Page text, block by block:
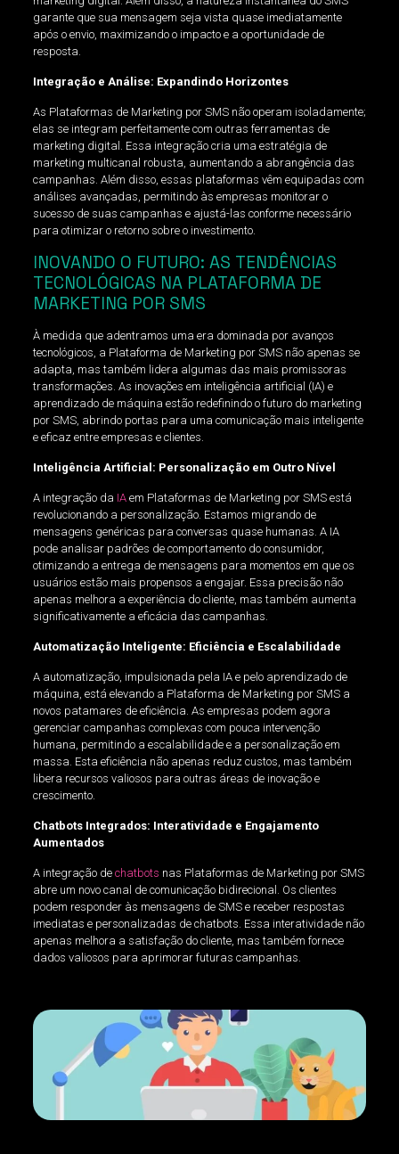
garante que sua mensagem seja vista quase imediatamente
após o envio, maximizando o impacto e a oportunidade de
resposta.
Integração e Análise: Expandindo Horizontes
As Plataformas de Marketing por SMS não operam isoladamente;
elas se integram perfeitamente com outras ferramentas de
marketing digital. Essa integração cria uma estratégia de
marketing multicanal robusta, aumentando a abrangência das
campanhas. Além disso, essas plataformas vêm equipadas com
análises avançadas, permitindo às empresas monitorar o
sucesso de suas campanhas e ajustá-las conforme necessário
para otimizar o retorno sobre o investimento.
INOVANDO O FUTURO: AS TENDÊNCIAS
TECNOLÓGICAS NA PLATAFORMA DE
MARKETING POR SMS
À medida que adentramos uma era dominada por avanços
tecnológicos, a Plataforma de Marketing por SMS não apenas se
adapta, mas também lidera algumas das mais promissoras
transformações. As inovações em inteligência artificial (IA) e
aprendizado de máquina estão redefinindo o futuro do marketing
por SMS, abrindo portas para uma comunicação mais inteligente
e eficaz entre empresas e clientes.
Inteligência Artificial: Personalização em Outro Nível
A integração da IAem Plataformas de Marketing por SMS está
revolucionando a personalização. Estamos migrando de
mensagens genéricas para conversas quase humanas. A IA
pode analisar padrões de comportamento do consumidor,
otimizando a entrega de mensagens para momentos em que os
usuários estão mais propensos a engajar. Essa precisão não
apenas melhora a experiência do cliente, mas também aumenta
significativamente a eficácia das campanhas.
Automatização Inteligente: Eficiência e Escalabilidade
A automatização, impulsionada pela IA e pelo aprendizado de
máquina, está elevando a Plataforma de Marketing por SMS a
novos patamares de eficiência. As empresas podem agora
gerenciar campanhas complexas com pouca intervenção
humana, permitindo a escalabilidade e a personalização em
massa. Esta eficiência não apenas reduz custos, mas também
libera recursos valiosos para outras áreas de inovação e
crescimento.
Chatbots Integrados: Interatividade e Engajamento
Aumentados
A integração dechatbots nas Plataformas de Marketing por SMS
abre um novo canal de comunicação bidirecional. Os clientes
podem responder às mensagens de SMS e receber respostas
imediatas e personalizadas de chatbots. Essa interatividade não
apenas melhora a satisfação do cliente, mas também fornece
dados valiosos para aprimorar futuras campanhas.